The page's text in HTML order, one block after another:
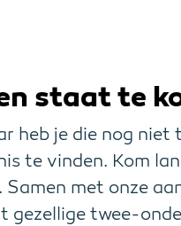
staat te
heb je die nog niet
te vinden. Kom
met onze
gezellige twee-